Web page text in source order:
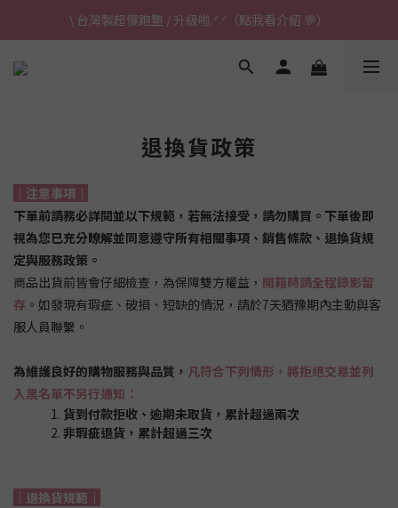
\ 台灣製超慢跑墊 / 升級啦.ᐟ.ᐟ（點我看介紹 💬）
\ 台灣製超慢跑墊 / 升級啦.ᐟ.ᐟ（點我看介紹 💬）
✈ 港澳免運｜滿HK$1,239免運 (指定商品)
退換貨政策
｜注意事項｜
下單前請務必詳閱並以下規範，若無法接受，請勿購買。下單後即
視為您已充分瞭解並同意遵守所有相關事項、銷售條款、退換貨規
定與服務政策。
商品出貨前皆會仔細檢查，為保障雙方權益， 開箱時請全程錄影留
存 。如發現有瑕疵、破損、短缺的情況，請於7天猶豫期內主動與客
服人員聯繫。
為維護良好的購物服務與品質， 凡符合下列情形，將拒絕交易並列
入黑名單不另行通知：
貨到付款拒收、逾期未取貨，累計超過兩次
非瑕疵退貨，累計超過三次
｜退換貨規範｜